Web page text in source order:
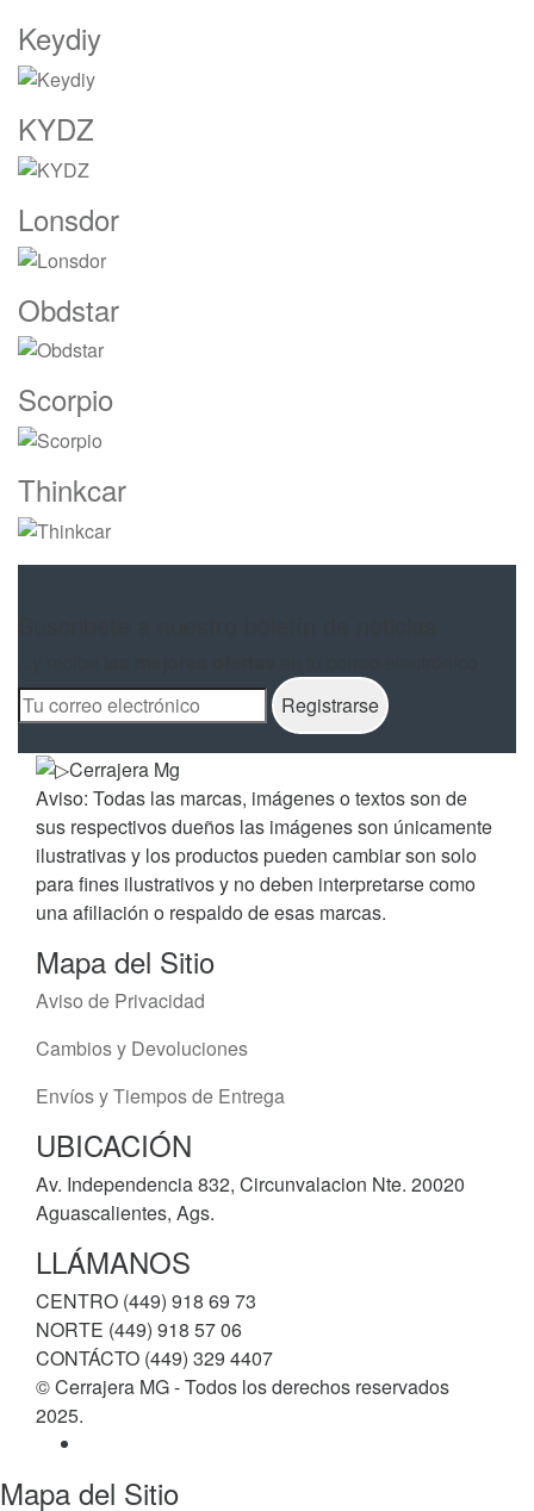
Keydiy
KYDZ
Lonsdor
Obdstar
Scorpio
Thinkcar
Aviso: Todas las marcas, imágenes o textos son de
sus respectivos dueños las imágenes son únicamente
ilustrativas y los productos pueden cambiar son solo
para fines ilustrativos y no deben interpretarse como
una afiliación o respaldo de esas marcas.
Mapa del Sitio
Aviso de Privacidad
Cambios y Devoluciones
Envíos y Tiempos de Entrega
UBICACIÓN
Av. Independencia 832, Circunvalacion Nte. 20020
Aguascalientes, Ags.
LLÁMANOS
CENTRO (449) 918 69 73
NORTE (449) 918 57 06
CONTÁCTO (449) 329 4407
© Cerrajera MG - Todos los derechos reservados
2025.
Mapa del Sitio